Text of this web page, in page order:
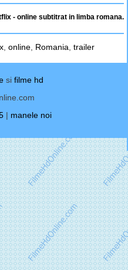
- online subtitrat in limba romana.
online Romania trailer
si filme hd
| manele noi